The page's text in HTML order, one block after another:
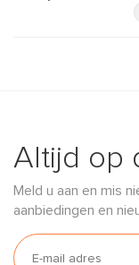
Altijd op
Meld u aan en mis
aanbiedingen en